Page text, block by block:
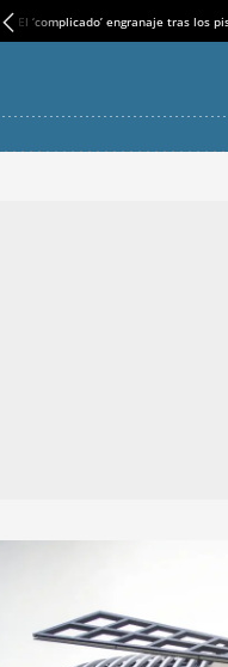
El ‘complicado’ engranaje tras los